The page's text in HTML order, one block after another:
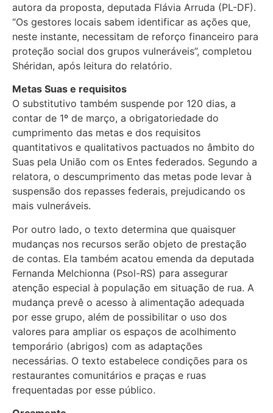
autora da proposta, deputada Flávia Arruda (PL-DF).
“Os gestores locais sabem identificar as ações que,
neste instante, necessitam de reforço financeiro para
proteção social dos grupos vulneráveis”, completou
Shéridan, após leitura do relatório.
Metas Suas e requisitos
O substitutivo também suspende por 120 dias, a
contar de 1º de março, a obrigatoriedade do
cumprimento das metas e dos requisitos
quantitativos e qualitativos pactuados no âmbito do
Suas pela União com os Entes federados. Segundo a
relatora, o descumprimento das metas pode levar à
suspensão dos repasses federais, prejudicando os
mais vulneráveis.
Por outro lado, o texto determina que quaisquer
mudanças nos recursos serão objeto de prestação
de contas. Ela também acatou emenda da deputada
Fernanda Melchionna (Psol-RS) para assegurar
atenção especial à população em situação de rua. A
mudança prevê o acesso à alimentação adequada
por esse grupo, além de possibilitar o uso dos
valores para ampliar os espaços de acolhimento
temporário (abrigos) com as adaptações
necessárias. O texto estabelece condições para os
restaurantes comunitários e praças e ruas
frequentadas por esse público.